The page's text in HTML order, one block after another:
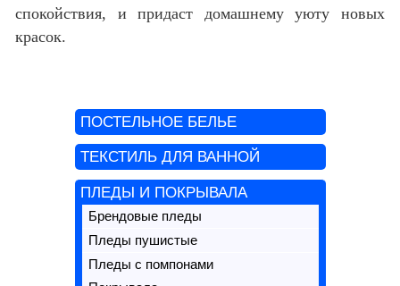
ПОСТЕЛЬНОЕ БЕЛЬЕ
ТЕКСТИЛЬ ДЛЯ ВАННОЙ
ПЛЕДЫ И ПОКРЫВАЛА
Брендовые пледы
Пледы пушистые
Пледы с помпонами
спокойствия, и придаст домашнему уюту новых
красок.